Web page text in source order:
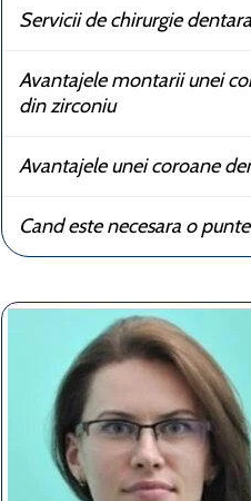
Servicii de chirurgie dentara
Avantajele montarii unei
din zirconiu
Avantajele unei coroane
Cand este necesara o